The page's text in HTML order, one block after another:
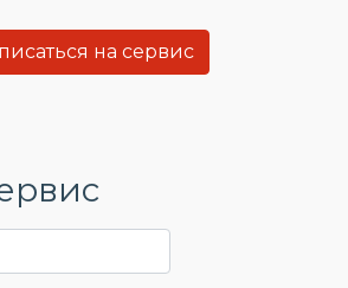
на сервис